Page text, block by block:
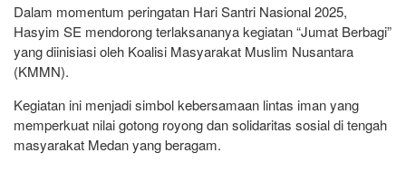
Dalam momentum peringatan Hari Santri Nasional 2025,
Hasyim SE mendorong terlaksananya kegiatan “Jumat Berbagi”
yang diinisiasi oleh Koalisi Masyarakat Muslim Nusantara
(KMMN).
Kegiatan ini menjadi simbol kebersamaan lintas iman yang
memperkuat nilai gotong royong dan solidaritas sosial di tengah
masyarakat Medan yang beragam.